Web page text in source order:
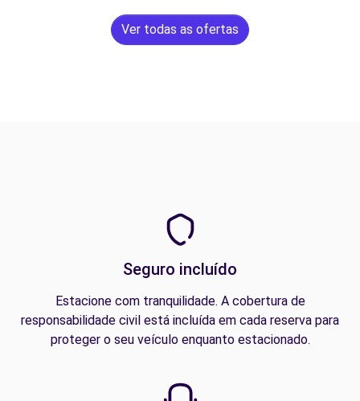
Ver todas as ofertas
Seguro incluído
Estacione com tranquilidade. A cobertura de
responsabilidade civil está incluída em cada reserva para
proteger o seu veículo enquanto estacionado.